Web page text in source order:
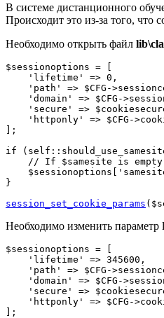
В системе дистанционного
Происходит это из-за того, что
Необходимо открыть файл
$sessionoptions =
'lifetime'
=> 0 ,
'path'
=> $CFG ->
'domain'
=> $CFG ->
'secure'
=>
'httponly'
=> $CFG ->
;
if
( self ::
// If $samesite is
$sessionoptions
}
session_set_cookie_params (
Необходимо изменить
$sessionoptions =
'lifetime'
=> 345600 ,
'path'
=> $CFG ->
'domain'
=> $CFG ->
'secure'
=>
'httponly'
=> $CFG ->
;